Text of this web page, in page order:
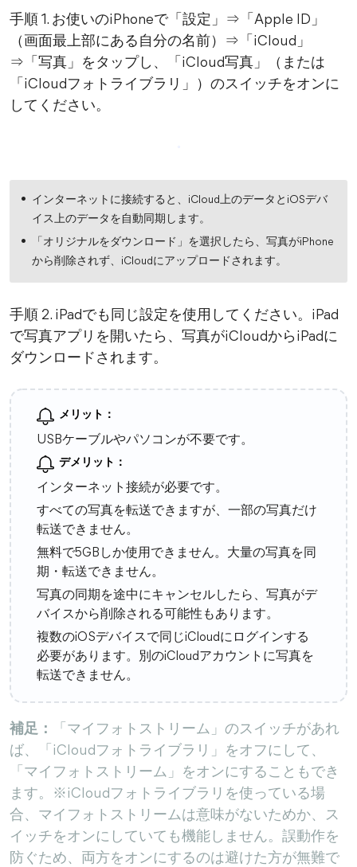
手順 1. お使いのiPhoneで「設定」⇒「Apple ID」
（画面最上部にある自分の名前）⇒「iCloud」
⇒「写真」をタップし、「iCloud写真」（または
「iCloudフォトライブラリ」）のスイッチをオンに
してください。
インターネットに接続すると、iCloud上のデータとiOSデバ
イス上のデータを自動同期します。
「オリジナルをダウンロード」を選択したら、写真がiPhone
から削除されず、iCloudにアップロードされます。
手順 2. iPadでも同じ設定を使用してください。iPad
で写真アプリを開いたら、写真がiCloudからiPadに
ダウンロードされます。
メリット：
USBケーブルやパソコンが不要です。
デメリット：
インターネット接続が必要です。
すべての写真を転送できますが、一部の写真だけ
転送できません。
無料で5GBしか使用できません。大量の写真を同
期・転送できません。
写真の同期を途中にキャンセルしたら、写真がデ
バイスから削除される可能性もあります。
複数のiOSデバイスで同じiCloudにログインする
必要があります。別のiCloudアカウントに写真を
転送できません。
補足：
「マイフォトストリーム」のスイッチがあれ
ば、「iCloudフォトライブラリ」をオフにして、
「マイフォトストリーム」をオンにすることもでき
ます。※iCloudフォトライブラリを使っている場
合、マイフォトストリームは意味がないためか、ス
イッチをオンにしていても機能しません。誤動作を
防ぐため、両方をオンにするのは避けた方が無難で